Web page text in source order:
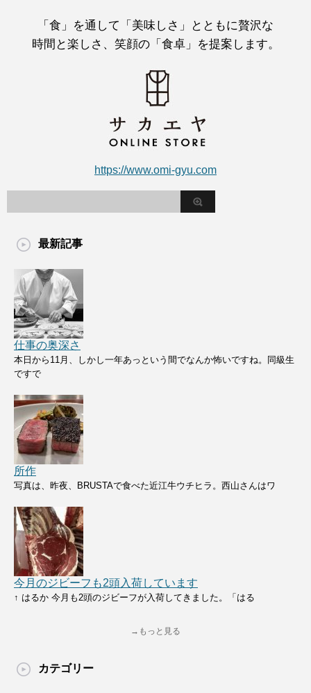
「食」を通して「美味しさ」とともに贅沢な
時間と楽しさ、笑顔の「食卓」を提案します。
https://www.omi-gyu.com
最新記事
仕事の奥深さ
本日から11月、しかし一年あっという間でなんか怖いですね。同級生
ですで
所作
写真は、昨夜、BRUSTAで食べた近江牛ウチヒラ。西山さんはワ
今月のジビーフも2頭入荷しています
↑ はるか 今月も2頭のジビーフが入荷してきました。「はる
→もっと見る
カテゴリー